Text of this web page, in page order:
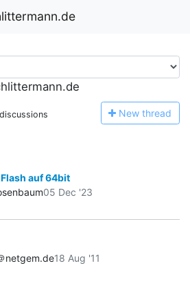
New thread
auf 64bit
05 Dec '23
netgem.de18 Aug '11